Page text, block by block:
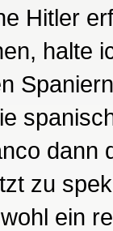
Hitler
halte
dann
zu
ein